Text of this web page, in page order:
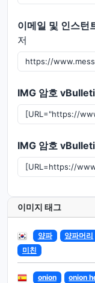
이메일 및 인스턴
저
IMG 암호
IMG 암호
이미지 태그
양파 양파머리
미친
onion onion